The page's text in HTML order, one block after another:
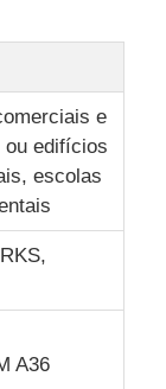
e
ou edifícios
escolas
A36